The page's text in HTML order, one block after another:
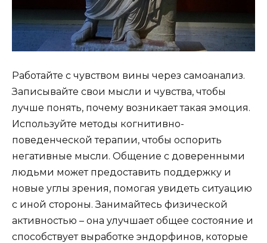
Работайте с чувством вины через самоанализ.
Записывайте свои мысли и чувства, чтобы
лучше понять, почему возникает такая эмоция.
Используйте методы когнитивно-
поведенческой терапии, чтобы оспорить
негативные мысли. Общение с доверенными
людьми может предоставить поддержку и
новые углы зрения, помогая увидеть ситуацию
с иной стороны. Занимайтесь физической
активностью – она улучшает общее состояние и
способствует выработке эндорфинов, которые